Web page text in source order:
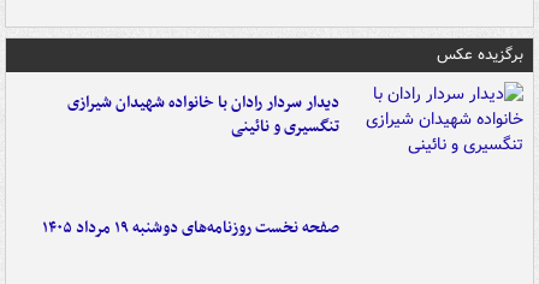
برگزیده عکس
دیدار سردار رادان با خانواده‌ شهیدان شیرازی
تنگسیری و نائینی
صفحه نخست روزنامه‌های دوشنبه ۱۹ مرداد ۱۴۰۵